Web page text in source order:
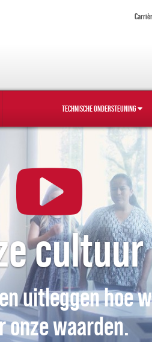
TECHNISCHE ONDERSTEUNING
cultuur
uitleggen hoe
onze waarden.